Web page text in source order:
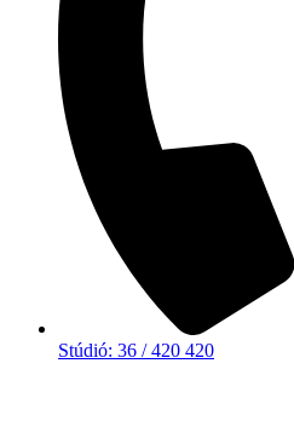
Stúdió: 36 / 420 420